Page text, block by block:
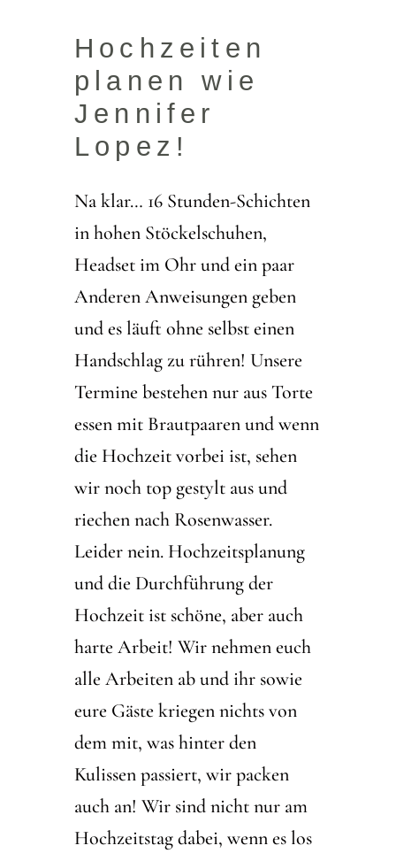
Hochzeiten
planen wie
Jennifer
Lopez!
Na klar… 16 Stunden-Schichten
in hohen Stöckelschuhen,
Headset im Ohr und ein paar
Anderen Anweisungen geben
und es läuft ohne selbst einen
Handschlag zu rühren! Unsere
Termine bestehen nur aus Torte
essen mit Brautpaaren und wenn
die Hochzeit vorbei ist, sehen
wir noch top gestylt aus und
riechen nach Rosenwasser.
Leider nein. Hochzeitsplanung
und die Durchführung der
Hochzeit ist schöne, aber auch
harte Arbeit! Wir nehmen euch
alle Arbeiten ab und ihr sowie
eure Gäste kriegen nichts von
dem mit, was hinter den
Kulissen passiert, wir packen
auch an! Wir sind nicht nur am
Hochzeitstag dabei, wenn es los